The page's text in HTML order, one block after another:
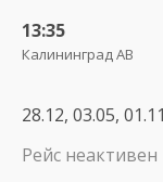
13:35
Калининград АВ
28.12, 03.05, 01.11
Рейс неактивен